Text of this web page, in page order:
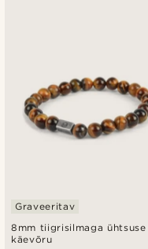
8mm tiigrisilmaga ühtsuse
käevõru
Graveeritav